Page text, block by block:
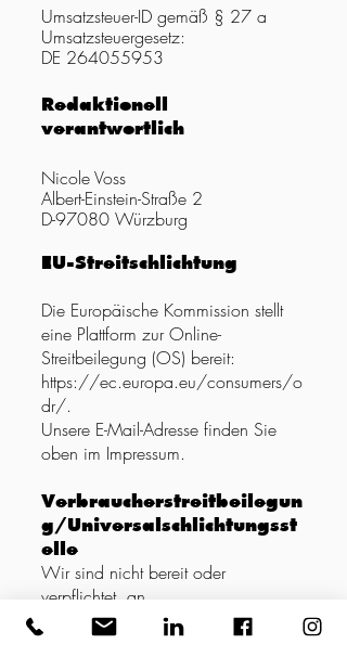
Umsatzsteuer-ID gemäß § 27 a
Umsatzsteuergesetz:
DE 264055953
Redaktionell
verantwortlich
Nicole Voss
Albert-Einstein-Straße 2
D-97080 Würzburg
EU-Streitschlichtung
Die Europäische Kommission stellt
eine Plattform zur Online-
Streitbeilegung (OS) bereit:
https://ec.europa.eu/consumers/o
dr/.
Unsere E-Mail-Adresse finden Sie
oben im Impressum.
Verbraucherstreitbeilegun
g/Universalschlichtungsst
elle
Wir sind nicht bereit oder
verpflichtet, an
Streitbeilegungsverfahren vor einer
Verbraucherschlichtungsstelle